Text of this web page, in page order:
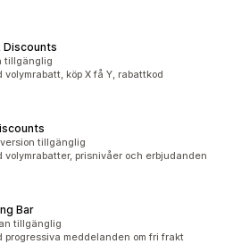
Discounts
tillgänglig
köp X få Y, rabattkod
tillgänglig
volymrabatter, prisnivåer och erbjudanden
Bar
tillgänglig
progressiva meddelanden om fri frakt